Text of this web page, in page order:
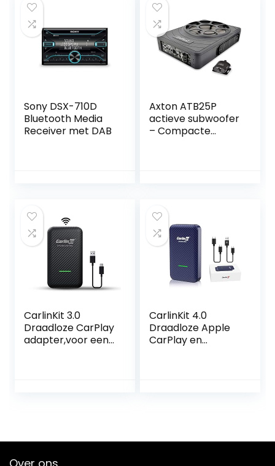
Online update
Compatibel met
Porsche/Mercede
s/VW/KIA/Hyundai
Sony DSX-710D
Bluetooth Media
Receiver met DAB
Axton ATB25P
actieve subwoofer
– Compacte
CarlinKit 3.0
Draadloze CarPlay
adapter,voor een
CarlinKit 4.0
Draadloze Apple
CarPlay en